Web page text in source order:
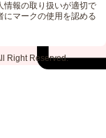
情報の取り扱いが適切で
にマークの使用を認める
Right Reserved.